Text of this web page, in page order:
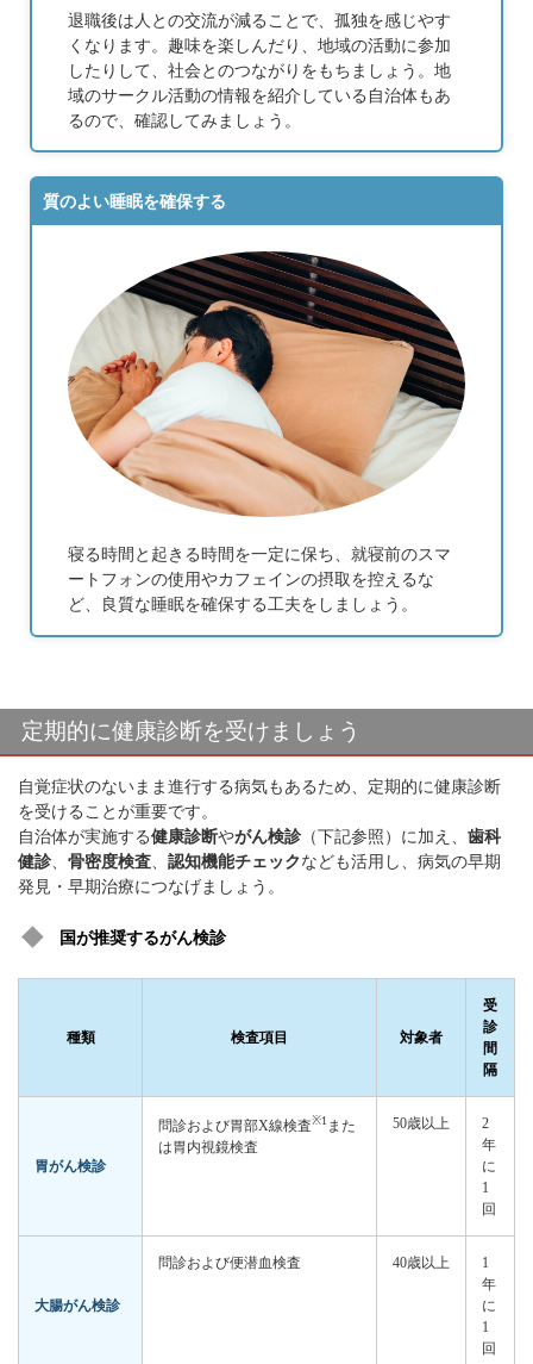
退職後は人との交流が減ることで、孤独を感じやす
くなります。趣味を楽しんだり、地域の活動に参加
したりして、社会とのつながりをもちましょう。地
域のサークル活動の情報を紹介している自治体もあ
るので、確認してみましょう。
質のよい睡眠を確保する
寝る時間と起きる時間を一定に保ち、就寝前のスマ
ートフォンの使用やカフェインの摂取を控えるな
ど、良質な睡眠を確保する工夫をしましょう。
定期的に健康診断を受けましょう
自覚症状のないまま進行する病気もあるため、定期的に健康診断
を受けることが重要です。
自治体が実施する健康診断やがん検診（下記参照）に加え、 歯科
健診、 骨密度検査 認知機能チェックなども活用し、病気の早期
発見・早期治療につなげましょう。
国が推奨するがん検診
種類 検査項目 対象者
受
診
間
隔
胃がん検診
問診および胃部X線検査※1 また
は胃内視鏡検査
50歳以上
2
年
に
1
回
大腸がん検診
問診および便潜血検査 40歳以上
1
年
に
1
回